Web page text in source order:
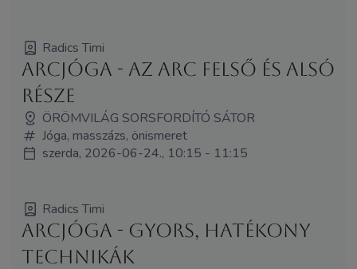
Radics Timi
Arcjóga - az arc felső és alsó
része
ÖRÖMVILÁG SORSFORDÍTÓ SÁTOR
Jóga, masszázs, önismeret
szerda, 2026-06-24., 10:15 - 11:15
Radics Timi
Arcjóga - gyors, hatékony
technikák